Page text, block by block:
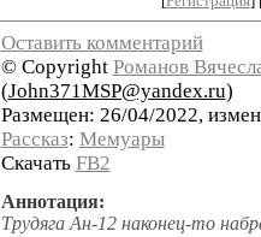
Оставить комментарий
© Copyright Романов
(John371MSP@yandex.ru)
Размещен: 26/04/2022,
Рассказ: Мемуары
Скачать FB2
Аннотация:
Трудяга Ан-12 наконец-то